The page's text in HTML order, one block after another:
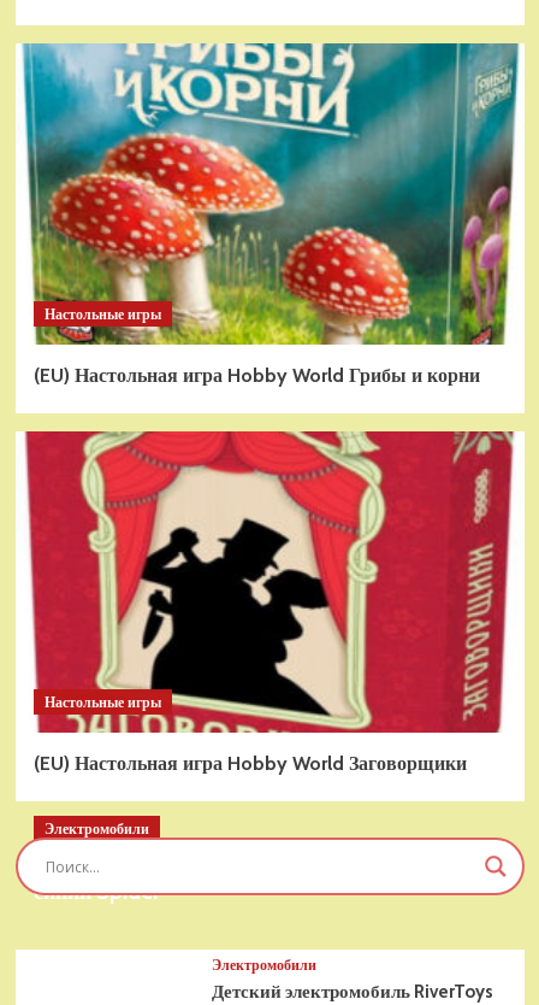
Настольные игры
(EU) Настольная игра Hobby World Грибы и корни
Настольные игры
(EU) Настольная игра Hobby World Заговорщики
Электромобили
Детский электромобиль RiverToys T777TT 4WD
синий Spider
Электромобили
Детский электромобиль RiverToys